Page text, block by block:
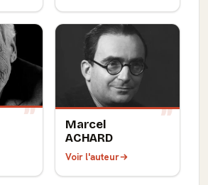
Marcel
ACHARD
Voir l'auteur